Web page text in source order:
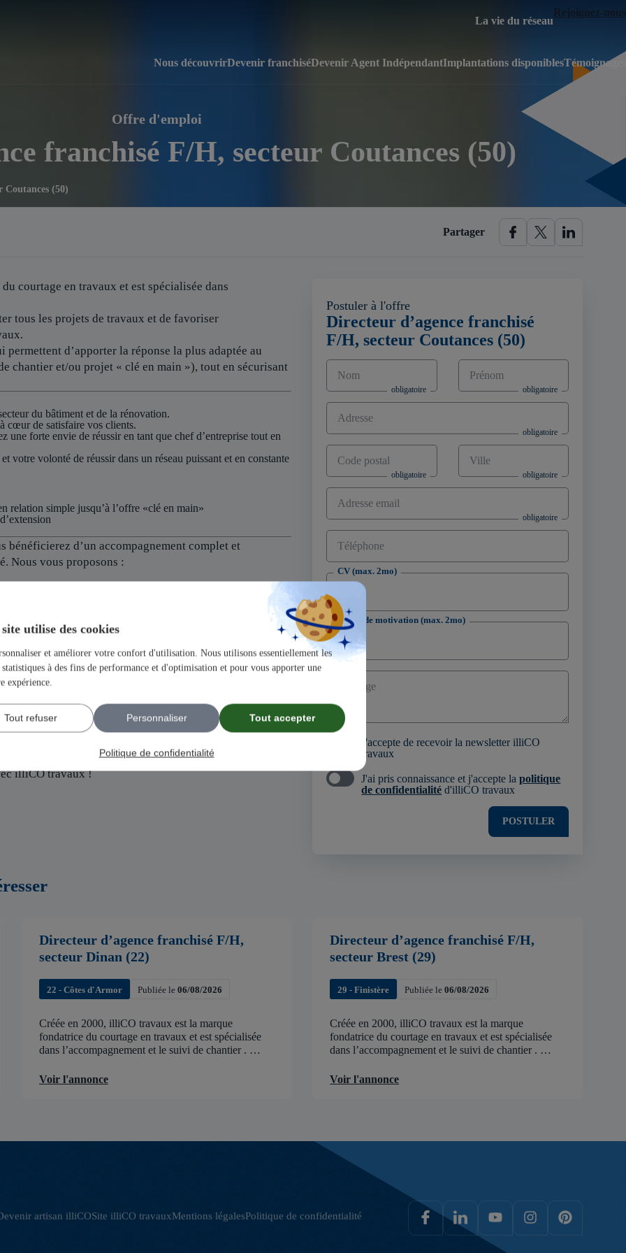
utilise des cookies
et améliorer votre confort d'utilisation. Nous utilisons essentiellement les
statistiques à des fins de performance et d'optimisation et pour vous apporter une
expérience.
Tout accepter
Tout refuser Personnaliser
Politique de confidentialité
Nous découvrirDevenir franchiséDevenir Agent IndépendantImplantations disponiblesTémoignages
La vie du réseau
Rejoignez-nous
Offre d'emploi
franchisé F/H, secteur Coutances (50)
Coutances (50)
Partager
courtage en travaux et est spécialisée dans
tous les projets de travaux et de favoriser
d’apporter la réponse la plus adaptée au
chantier et/ou projet « clé en main »), tout en sécurisant
du bâtiment et de la rénovation.
cœur de satisfaire vos clients.
une forte envie de réussir en tant que chef d’entreprise tout en
votre volonté de réussir dans un réseau puissant et en constante
relation simple jusqu’à l’offre «clé en main»
d’un accompagnement complet et
Nous vous proposons :
et notre notoriété vous garantissent une réussite rapide.
initiale approfondie et un soutien continu pour vous aider
localement ainsi que de notre nouveau CRM, créé avec
votre entreprise.
bénéficiez d’opportunités de croissances exceptionnelles.
de l’habitat en France, avec plus de 24 ans
majeur dans un secteur dynamique et en pleine
illiCO travaux !
Postuler à l'offre
Directeur d’agence franchisé
F/H, secteur Coutances (50)
Nom Prénom
Adresse
Code postal Ville
Adresse email
Téléphone
CV (max. 2mo)
Lettre de motivation (max. 2mo)
Message
J'accepte de recevoir la newsletter illiCO
travaux
J'ai pris connaissance et j'accepte lapolitique
de confidentialité d'illiCO travaux
POSTULER
Directeur d’agence franchisé F/H,
secteur Dinan (22)
22 - Côtes d'Armor Publiée le 06/08/2026
Créée en 2000, illiCO travaux est la marque
fondatrice du courtage en travaux et est spécialisée
dans l’accompagnement et le suivi de chantier .
faciliter tous les projets […]
Voir l'annonce
Directeur d’agence franchisé F/H,
secteur Brest (29)
29 - Finistère Publiée le06/08/2026
Créée en 2000, illiCO travaux est la marque
fondatrice du courtage en travaux et est spécialisée
dans l’accompagnement et le suivi de chantier .
faciliter tous les projets […]
Voir l'annonce
artisan illiCOSite illiCO travauxMentions légalesPolitique de confidentialité